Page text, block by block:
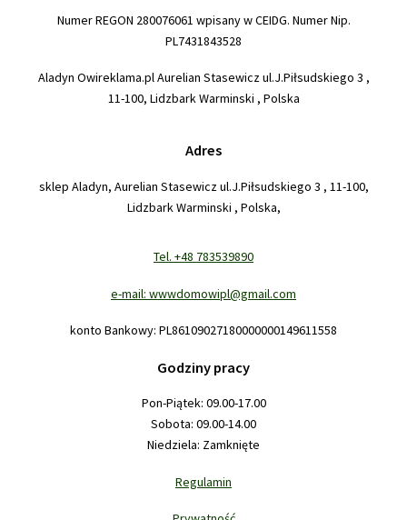
Numer REGON 280076061 wpisany w CEIDG. Numer Nip.
PL7431843528
Aladyn Owireklama.pl Aurelian Stasewicz ul.J.Piłsudskiego 3 ,
11-100, Lidzbark Warminski , Polska
Adres
sklep Aladyn, Aurelian Stasewicz ul.J.Piłsudskiego 3 , 11-100,
Lidzbark Warminski , Polska,
Tel. +48 783539890
e-mail: wwwdomowipl@gmail.com
konto Bankowy: PL86109027180000000149611558
Godziny pracy
Pon-Piątek: 09.00-17.00
Sobota: 09.00-14.00
Niedziela: Zamknięte
Regulamin